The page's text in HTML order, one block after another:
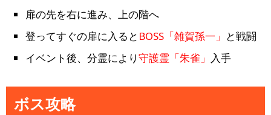
扉の先を右に進み、上の階へ
登ってすぐの扉に入ると BOSS「雑賀孫一」 と戦闘
イベント後、分霊により守護霊「朱雀」 入手
ボス攻略